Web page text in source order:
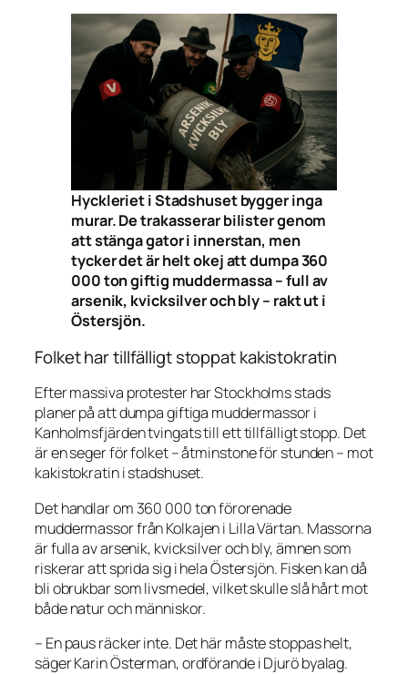
Hyckleriet i Stadshuset bygger inga
murar. De trakasserar bilister genom
att stänga gator i innerstan, men
tycker det är helt okej att dumpa 360
000 ton giftig muddermassa – full av
arsenik, kvicksilver och bly – rakt ut i
Östersjön.
Folket har tillfälligt stoppat kakistokratin
Efter massiva protester har Stockholms stads
planer på att dumpa giftiga muddermassor i
Kanholmsfjärden tvingats till ett tillfälligt stopp. Det
är en seger för folket – åtminstone för stunden – mot
kakistokratin i stadshuset.
Det handlar om 360 000 ton förorenade
muddermassor från Kolkajen i Lilla Värtan. Massorna
är fulla av arsenik, kvicksilver och bly, ämnen som
riskerar att sprida sig i hela Östersjön. Fisken kan då
bli obrukbar som livsmedel, vilket skulle slå hårt mot
både natur och människor.
– En paus räcker inte. Det här måste stoppas helt,
säger Karin Österman, ordförande i Djurö byalag.